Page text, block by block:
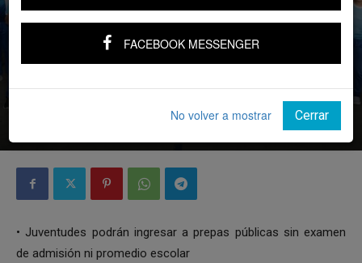
Educación GOBIERNO Michoacán
• ⁠Juventudes podrán ingresar a prepas públicas sin examen
de admisión ni promedio escolar
FACEBOOK MESSENGER
No volver a mostrar Cerrar